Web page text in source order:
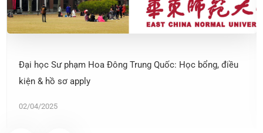
Đại học Sư phạm Hoa Đông Trung Quốc: Học bổng, điều
kiện & hồ sơ apply
02/04/2025